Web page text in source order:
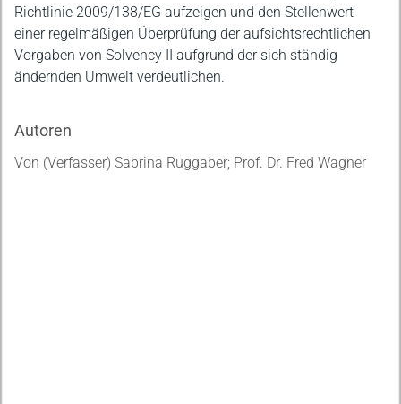
Richtlinie 2009/138/EG aufzeigen und den Stellenwert
einer regelmäßigen Überprüfung der aufsichtsrechtlichen
Vorgaben von Solvency II aufgrund der sich ständig
ändernden Umwelt verdeutlichen.
Autoren
Von (Verfasser) Sabrina Ruggaber; Prof. Dr. Fred Wagner